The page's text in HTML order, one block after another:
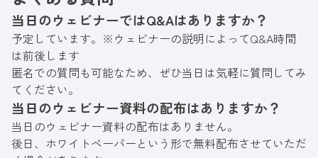
当日のウェビナーではQ&Aはありますか？
予定しています。※ウェビナーの説明によってQ&A時間
は前後します
匿名での質問も可能なため、ぜひ当日は気軽に質問してみ
てください。
当日のウェビナー資料の配布はありますか？
当日のウェビナー資料の配布はありません。
後日、ホワイトペーパーという形で無料配布させていただ